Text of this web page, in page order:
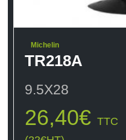
Michelin
TR218A
9.5X28
26,40€ TTC